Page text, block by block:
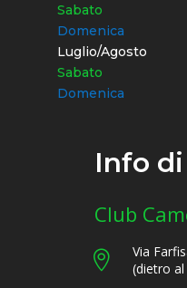
Sabato
Domenica
Luglio/Agosto
Sabato
Domenica
Info
Club

Via
(dietro